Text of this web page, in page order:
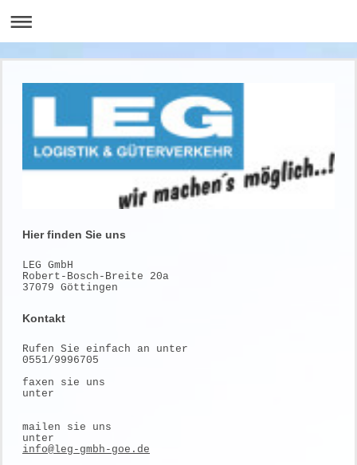
Hier finden Sie uns
LEG GmbH
Robert-Bosch-Breite
20a
37079
Göttingen
Kontakt
Rufen Sie einfach an unter
0551/9996705
faxen sie uns
unter
mailen sie uns
unter
info@leg-gmbh-goe.de